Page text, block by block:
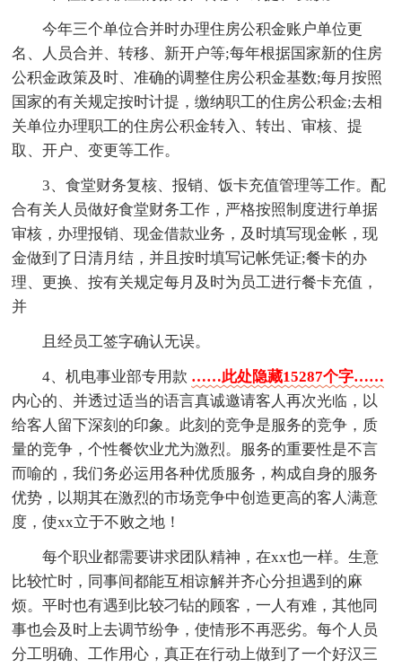
今年三个单位合并时办理住房公积金账户单位更
名、人员合并、转移、新开户等;每年根据国家新的住房
公积金政策及时、准确的调整住房公积金基数;每月按照
国家的有关规定按时计提，缴纳职工的住房公积金;去相
关单位办理职工的住房公积金转入、转出、审核、提
取、开户、变更等工作。
3、食堂财务复核、报销、饭卡充值管理等工作。配
合有关人员做好食堂财务工作，严格按照制度进行单据
审核，办理报销、现金借款业务，及时填写现金帐，现
金做到了日清月结，并且按时填写记帐凭证;餐卡的办
理、更换、按有关规定每月及时为员工进行餐卡充值，
并
且经员工签字确认无误。
4、机电事业部专用款 ……此处隐藏15287个字……
内心的、并透过适当的语言真诚邀请客人再次光临，以
给客人留下深刻的印象。此刻的竞争是服务的竞争，质
量的竞争，个性餐饮业尤为激烈。服务的重要性是不言
而喻的，我们务必运用各种优质服务，构成自身的服务
优势，以期其在激烈的市场竞争中创造更高的客人满意
度，使xx立于不败之地！
每个职业都需要讲求团队精神，在xx也一样。生意
比较忙时，同事间都能互相谅解并齐心分担遇到的麻
烦。平时也有遇到比较刁钻的顾客，一人有难，其他同
事也会及时上去调节纷争，使情形不再恶劣。每个人员
分工明确、工作用心，真正在行动上做到了一个好汉三